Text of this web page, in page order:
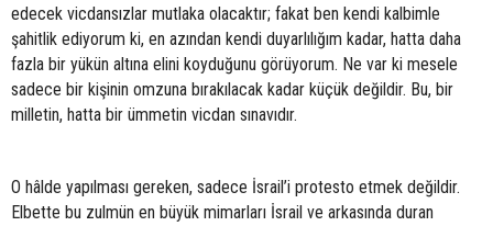
edecek vicdansızlar mutlaka olacaktır; fakat ben kendi kalbimle
şahitlik ediyorum ki, en azından kendi duyarlılığım kadar, hatta daha
fazla bir yükün altına elini koyduğunu görüyorum. Ne var ki mesele
sadece bir kişinin omzuna bırakılacak kadar küçük değildir. Bu, bir
milletin, hatta bir ümmetin vicdan sınavıdır.
O hâlde yapılması gereken, sadece İsrail’i protesto etmek değildir.
Elbette bu zulmün en büyük mimarları İsrail ve arkasında duran